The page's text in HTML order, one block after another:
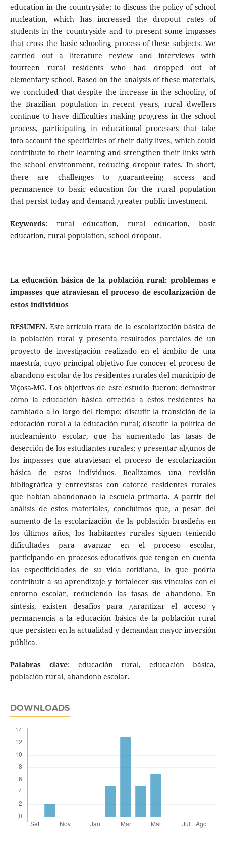
education in the countryside; to discuss the policy of school
nucleation, which has increased the dropout rates of
students in the countryside and to present some impasses
that cross the basic schooling process of these subjects. We
carried out a literature review and interviews with
fourteen rural residents who had dropped out of
elementary school. Based on the analysis of these materials,
we concluded that despite the increase in the schooling of
the Brazilian population in recent years, rural dwellers
continue to have difficulties making progress in the school
process, participating in educational processes that take
into account the specificities of their daily lives, which could
contribute to their learning and strengthen their links with
the school environment, reducing dropout rates. In short,
there are challenges to guaranteeing access and
permanence to basic education for the rural population
that persist today and demand greater public investment.
Keywords: rural education, rural education, basic
education, rural population, school dropout.
La educación básica de la población rural: problemas e
impasses que atraviesan el proceso de escolarización de
estos individuos
RESUMEN. Este artículo trata de la escolarización básica de
la población rural y presenta resultados parciales de un
proyecto de investigación realizado en el ámbito de una
maestría, cuyo principal objetivo fue conocer el proceso de
abandono escolar de los residentes rurales del municipio de
Viçosa-MG. Los objetivos de este estudio fueron: demostrar
cómo la educación básica ofrecida a estos residentes ha
cambiado a lo largo del tiempo; discutir la transición de la
educación rural a la educación rural; discutir la política de
nucleamiento escolar, que ha aumentado las tasas de
deserción de los estudiantes rurales; y presentar algunos de
los impasses que atraviesan el proceso de escolarización
básica de estos individuos. Realizamos una revisión
bibliográfica y entrevistas con catorce residentes rurales
que habían abandonado la escuela primaria. A partir del
análisis de estos materiales, concluimos que, a pesar del
aumento de la escolarización de la población brasileña en
los últimos años, los habitantes rurales siguen teniendo
dificultades para avanzar en el proceso escolar,
participando en procesos educativos que tengan en cuenta
las especificidades de su vida cotidiana, lo que podría
contribuir a su aprendizaje y fortalecer sus vínculos con el
entorno escolar, reduciendo las tasas de abandono. En
síntesis, existen desafíos para garantizar el acceso y
permanencia a la educación básica de la población rural
que persisten en la actualidad y demandan mayor inversión
pública.
Palabras clave: educación rural, educación básica,
población rural, abandono escolar.
DOWNLOADS